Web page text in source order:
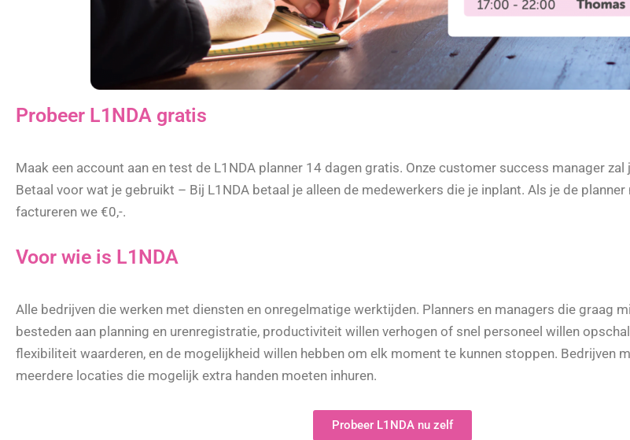
Probeer L1NDA gratis
Maak een account aan en test de L1NDA planner 14 dagen gratis. Onze customer success manager zal
Betaal voor wat je gebruikt – Bij L1NDA betaal je alleen de medewerkers die je inplant. Als je de
factureren we €0,-.
Voor wie is L1NDA
Alle bedrijven die werken met diensten en onregelmatige werktijden. Planners en managers die graag
besteden aan planning en urenregistratie, productiviteit willen verhogen of snel personeel willen
flexibiliteit waarderen, en de mogelijkheid willen hebben om elk moment te kunnen stoppen. Bedrijven
meerdere locaties die mogelijk extra handen moeten inhuren.
Probeer L1NDA nu zelf